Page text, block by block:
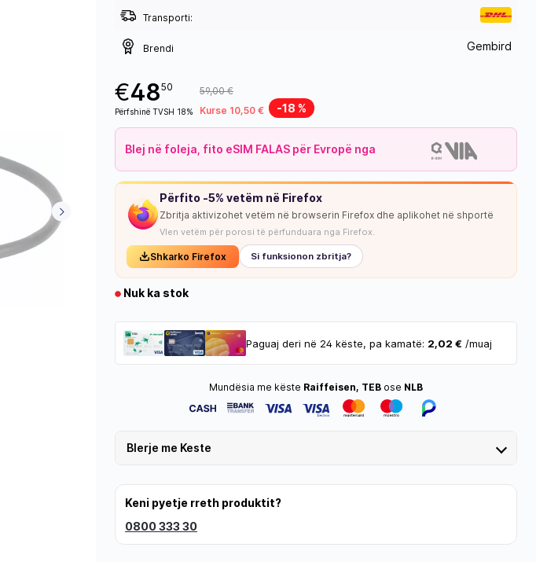
NUK KA STOK
Transporti:
Brendi Gembird
€4850
Përfshinë TVSH 18%
59,00 €
Kurse 10,50 €
-18 %
Blej në foleja, fito eSIM FALAS për Evropë nga
Përfito -5% vetëm në Firefox
Zbritja aktivizohet vetëm në browserin Firefox dhe aplikohet në shportë
Vlen vetëm për porosi të përfunduara nga Firefox.
Shkarko Firefox Si funksionon zbritja?
Nuk ka stok
Paguaj deri në 24 këste, pa kamatë: 2,02 € /muaj
Mundësia me këste Raiffeisen, TEB ose NLB
Blerje me Keste
Keni pyetje rreth produktit?
0800 333 30